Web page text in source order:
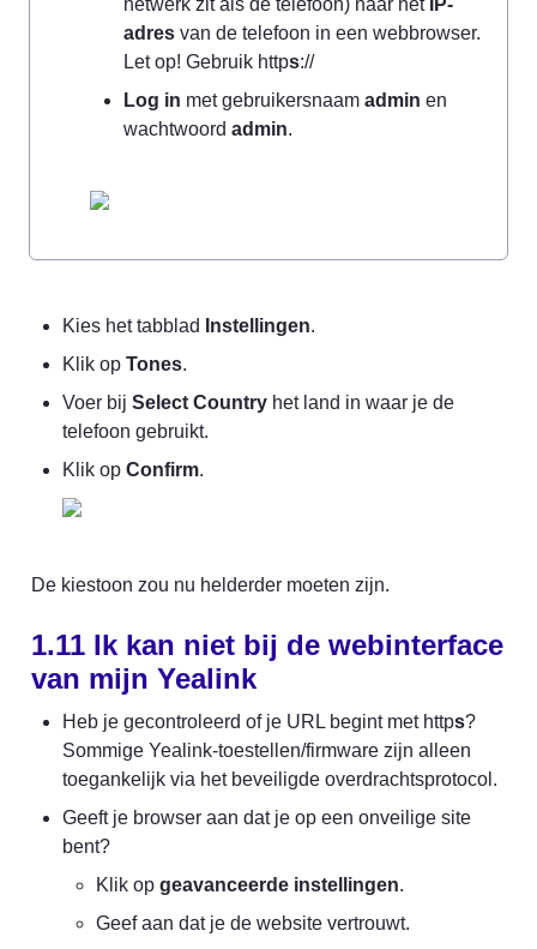
netwerk zit als de telefoon) naar het IP-
adres van de telefoon in een webbrowser.
Let op! Gebruik https://
Log in met gebruikersnaam admin en
wachtwoord admin.
Kies het tabblad Instellingen.
Klik op Tones.
Voer bij Select Country het land in waar je de
telefoon gebruikt.
Klik op Confirm.
De kiestoon zou nu helderder moeten zijn.
1.11 Ik kan niet bij de webinterface
van mijn Yealink
Heb je gecontroleerd of je URL begint met https?
Sommige Yealink-toestellen/firmware zijn alleen
toegankelijk via het beveiligde overdrachtsprotocol.
Geeft je browser aan dat je op een onveilige site
bent?
Klik op geavanceerde instellingen.
Geef aan dat je de website vertrouwt.